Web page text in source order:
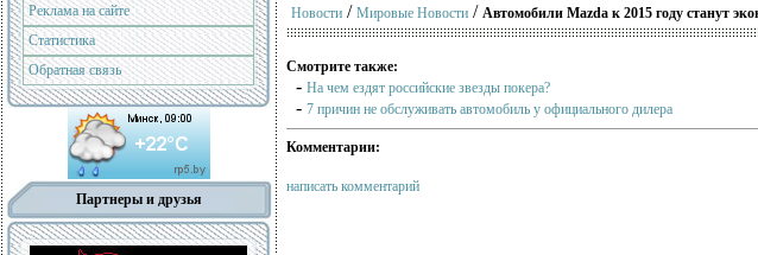
Реклама на сайте
Статистика
Обратная связь
Партнеры и друзья
Новости / Мировые Новости / Автомобили Mazda к 2015 году станут
Смотрите также:
- На чем ездят российские звезды покера?
- 7 причин не обслуживать автомобиль у официального дилера
Комментарии:
написать комментарий